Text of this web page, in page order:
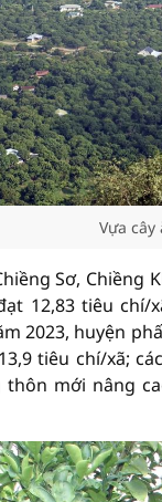
Vựa
Sơ,
12,83 tiêu
2023, huyện
tiêu chí/xã;
mới nâng